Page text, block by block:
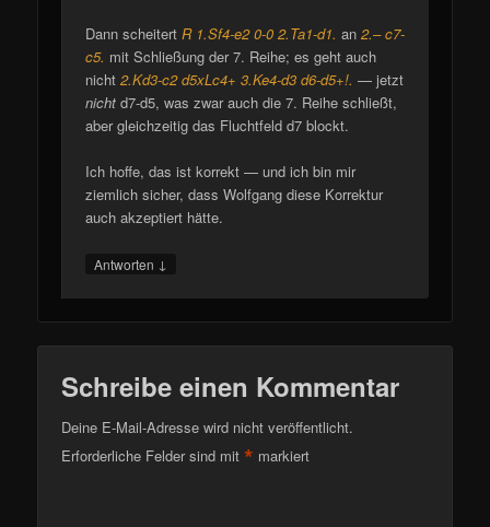
Dann scheitertR 1.Sf4-e2 0-0 2.Ta1-d1. an2.– c7-
c5. mit Schließung der 7. Reihe; es geht auch
nicht2.Kd3-c2 d5xLc4+ 3.Ke4-d3 d6-d5+!. — jetzt
nicht d7-d5, was zwar auch die 7. Reihe schließt,
aber gleichzeitig das Fluchtfeld d7 blockt.
Ich hoffe, das ist korrekt — und ich bin mir
ziemlich sicher, dass Wolfgang diese Korrektur
auch akzeptiert hätte.
Antworten ↓
Schreibe einen Kommentar
Deine E-Mail-Adresse wird nicht veröffentlicht.
Erforderliche Felder sind mit* markiert